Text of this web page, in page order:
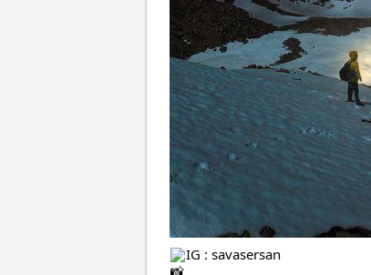
IG : savasersan